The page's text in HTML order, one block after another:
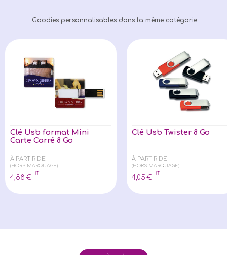
Goodies personnalisables dans la même catégorie
Clé Usb format Mini
Carte Carré 8 Go
À PARTIR DE
(HORS MARQUAGE)
4,88 €
HT
Clé Usb Twister 8 Go
À PARTIR DE
(HORS MARQUAGE)
4,05 €
HT